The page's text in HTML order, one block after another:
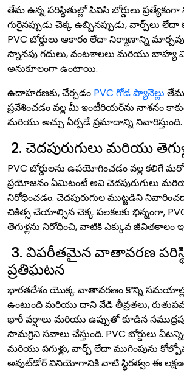
తేమ ఉన్న పరిస్థితుల్లో పివిసి బోర్డులు
గురైనప్పుడు చెక్క ఉబ్బినప్పుడు, వార్ప్‌లు
PVC బోర్డులు ఆకారం లేదా నిర్మాణాన్ని
స్నానపు గదులు, వంటశాలలు మరియు బాహ్య
అనుకూలంగా ఉంటాయి.
ఉదాహరణకు, చేర్చడం PVC గోడ ప్యానెల్లు
ప్రవేశించడం వల్ల మీ ఇంటీరియర్‌ను నాశనం
మరియు అచ్చు ఏర్పడే ప్రమాదాన్ని నివారిస్తుంది.
2. చెదపురుగులు మరియు
PVC బోర్డులను ఉపయోగించడం వల్ల కలిగే
ప్రయోజనం ఏమిటంటే అవి చెదపురుగులు
నిరోధించడం. చెదపురుగుల ముట్టడిని
చికిత్స చేయాల్సిన చెక్క పలకలకు భిన్నంగా,
తెగుళ్లను నిరోధించి, వాటికి ఎక్కువ జీవితకాలం
3. విపరీతమైన వాతావరణ
ప్రతిఘటన
భారతదేశం యొక్క వాతావరణం కొన్ని
ఉంటుంది మరియు దాని వేడి తీవ్రతలు,
భారీ వర్షాలు మరియు ఉప్పుతో కూడిన
సామగ్రిని సవాలు చేస్తుంది. PVC బోర్డులు
మరియు పగుళ్లు, వార్ప్ లేదా ముగింపును
అవుట్‌డోర్ వినియోగానికి వాటి స్థిరత్వం ఈ లక్షణం